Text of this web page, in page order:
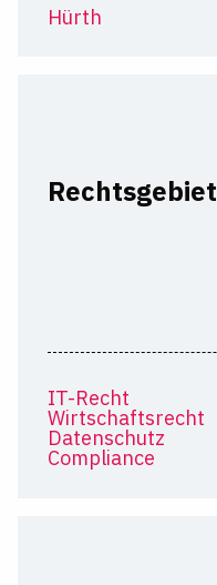
Hürth
Rechtsgebiet
IT-Recht
Wirtschaftsrecht
Datenschutz
Compliance